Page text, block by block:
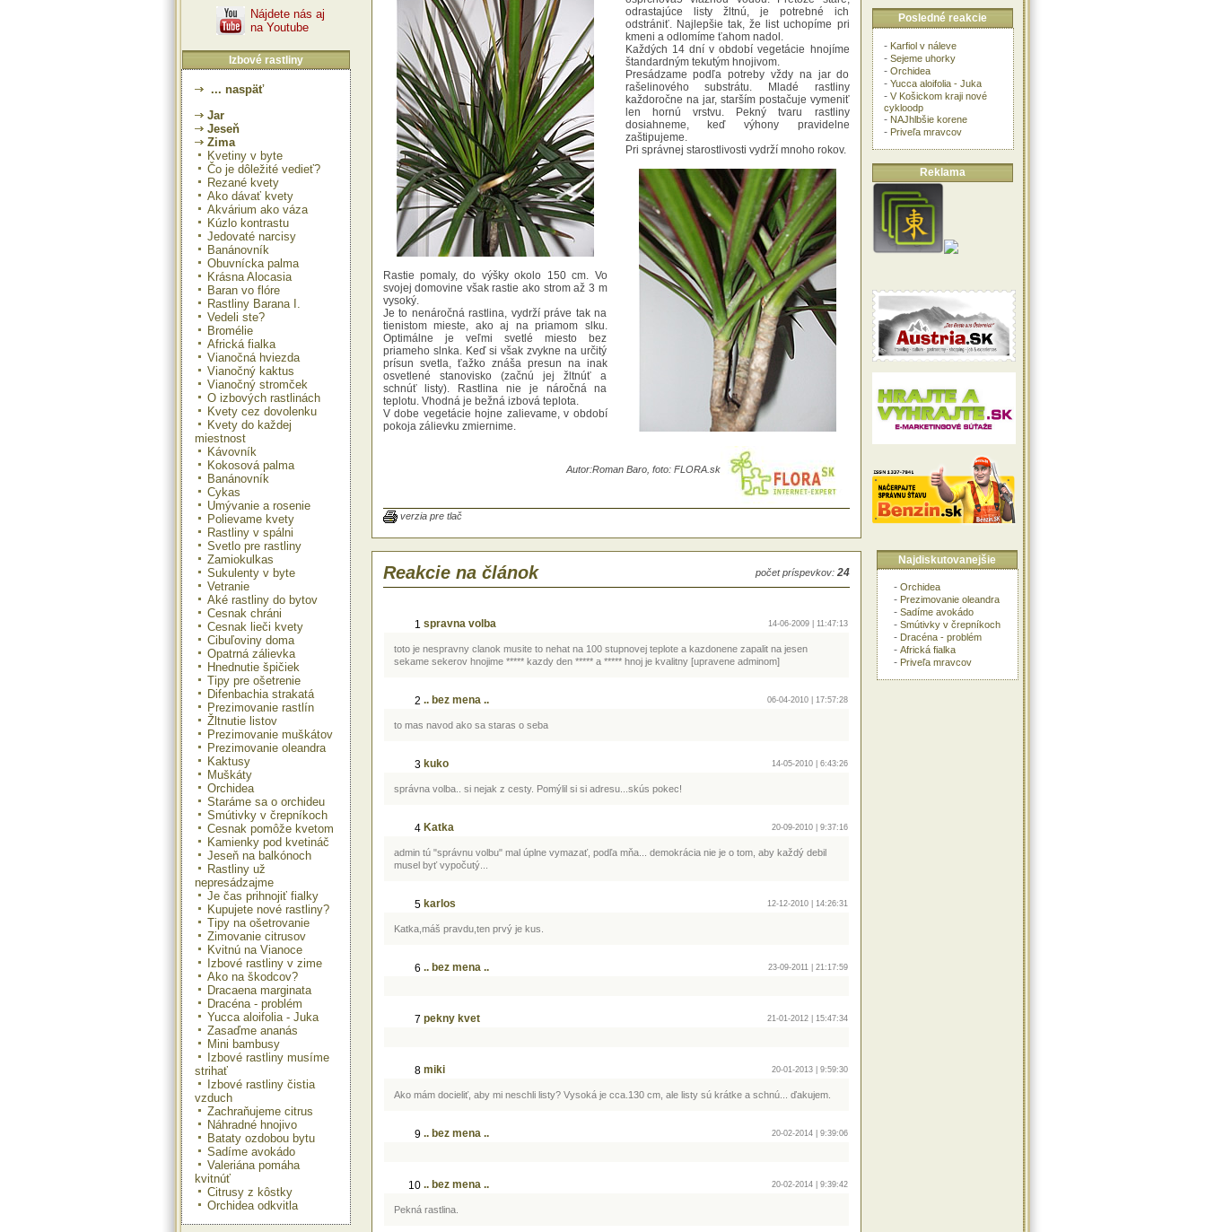
Nájdete nás aj
na Youtube
Izbové rastliny
... naspäť
Jar
Jeseň
Zima
Kvetiny v byte
Čo je dôležité vedieť?
Rezané kvety
Ako dávať kvety
Akvárium ako váza
Kúzlo kontrastu
Jedovaté narcisy
Banánovník
Obuvnícka palma
Krásna Alocasia
Baran vo flóre
Rastliny Barana I.
Vedeli ste?
Bromélie
Africká fialka
Vianočná hviezda
Vianočný kaktus
Vianočný stromček
O izbových rastlinách
Kvety cez dovolenku
Kvety do každej
miestnost
Kávovník
Kokosová palma
Banánovník
Cykas
Umývanie a rosenie
Polievame kvety
Rastliny v spálni
Svetlo pre rastliny
Zamiokulkas
Sukulenty v byte
Vetranie
Aké rastliny do bytov
Cesnak chráni
Cesnak lieči kvety
Cibuľoviny doma
Opatrná zálievka
Hnednutie špičiek
Tipy pre ošetrenie
Difenbachia strakatá
Prezimovanie rastlín
Žltnutie listov
Prezimovanie muškátov
Prezimovanie oleandra
Kaktusy
Muškáty
Orchidea
Staráme sa o orchideu
Smútivky v črepníkoch
Cesnak pomôže kvetom
Kamienky pod kvetináč
Jeseň na balkónoch
Rastliny už
nepresádzajme
Je čas prihnojiť fialky
Kupujete nové rastliny?
Tipy na ošetrovanie
Zimovanie citrusov
Kvitnú na Vianoce
Izbové rastliny v zime
Ako na škodcov?
Dracaena marginata
Dracéna - problém
Yucca aloifolia - Juka
Zasaďme ananás
Mini bambusy
Izbové rastliny musíme
strihať
Izbové rastliny čistia
vzduch
Zachraňujeme citrus
Náhradné hnojivo
Bataty ozdobou bytu
Sadíme avokádo
Valeriána pomáha
kvitnúť
Citrusy z kôstky
Orchidea odkvitla
Rastie pomaly, do výšky okolo 150 cm. Vo
svojej domovine však rastie ako strom až 3 m
vysoký.
Je to nenáročná rastlina, vydrží práve tak na
tienistom mieste, ako aj na priamom slku.
Optimálne je veľmi svetlé miesto bez
priameho slnka. Keď si však zvykne na určitý
prísun svetla, ťažko znáša presun na inak
osvetlené stanovisko (začnú jej žltnúť a
schnúť listy). Rastlina nie je náročná na
teplotu. Vhodná je bežná izbová teplota.
V dobe vegetácie hojne zalievame, v období
pokoja zálievku zmiernime.
Rastline sa darí pri zvýšenej vlhkosti vzduchu,
preto listy pravidelne rosíme. Vhodné je
odrastajúce listy žltnú, je potrebné ich
odstrániť. Najlepšie tak, že list uchopíme pri
kmeni a odlomíme ťahom nadol.
Každých 14 dní v období vegetácie hnojíme
štandardným tekutým hnojivom.
Presádzame podľa potreby vždy na jar do
rašelinového substrátu. Mladé rastliny
dosiahneme, keď výhony pravidelne
Pri správnej starostlivosti vydrží mnoho rokov.
odrastajúce listy žltnú, je potrebné ich
odstrániť. Najlepšie tak, že list uchopíme pri
kmeni a odlomíme ťahom nadol.
Každých 14 dní v období vegetácie hnojíme
štandardným tekutým hnojivom.
Presádzame podľa potreby vždy na jar do
rašelinového substrátu. Mladé rastliny
každoročne na jar, starším postačuje vymeniť
len hornú vrstvu. Pekný tvaru rastliny
dosiahneme, keď výhony pravidelne
zaštipujeme.
Pri správnej starostlivosti vydrží mnoho rokov.
Autor:Roman Baro, foto: FLORA.sk
verzia pre tlač
Reakcie na článok počet príspevkov: 24
1 spravna volba 14-06-2009 | 11:47:13
toto je nespravny clanok musite to nehat na 100 stupnovej teplote a kazdonene zapalit na jesen
sekame sekerov hnojime ***** kazdy den ***** a ***** hnoj je kvalitny [upravene adminom]
2 .. bez mena .. 06-04-2010 | 17:57:28
to mas navod ako sa staras o seba
3 kuko 14-05-2010 | 6:43:26
správna volba.. si nejak z cesty. Pomýlil si si adresu...skús pokec!
4 Katka 20-09-2010 | 9:37:16
admin tú "správnu volbu" mal úplne vymazať, podľa mňa... demokrácia nie je o tom, aby každý debil
musel byť vypočutý...
5 karlos 12-12-2010 | 14:26:31
Katka,máš pravdu,ten prvý je kus.
6 .. bez mena .. 23-09-2011 | 21:17:59
7 pekny kvet 21-01-2012 | 15:47:34
8 miki 20-01-2013 | 9:59:30
Ako mám docieliť, aby mi neschli listy? Vysoká je cca.130 cm, ale listy sú krátke a schnú... ďakujem.
9 .. bez mena .. 20-02-2014 | 9:39:06
10 .. bez mena .. 20-02-2014 | 9:39:42
Pekná rastlina.
Posledné reakcie
- Karfiol v náleve
- Sejeme uhorky
- Orchidea
- Yucca aloifolia - Juka
- V Košickom kraji nové
cykloodp
- NAJhlbšie korene
- Priveľa mravcov
Reklama
Najdiskutovanejšie
- Orchidea
- Prezimovanie oleandra
- Sadíme avokádo
- Smútivky v črepníkoch
- Dracéna - problém
- Africká fialka
- Priveľa mravcov